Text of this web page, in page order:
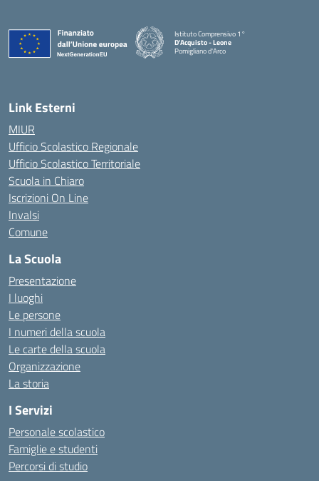
Istituto Comprensivo 1°
D'Acquisto - Leone
Pomigliano d'Arco
— Visita la pagina iniziale della scuola
Link Esterni
MIUR
Ufficio Scolastico Regionale
Ufficio Scolastico Territoriale
Scuola in Chiaro
Iscrizioni On Line
Invalsi
Comune
La Scuola
Presentazione
I luoghi
Le persone
I numeri della scuola
Le carte della scuola
Organizzazione
La storia
I Servizi
Personale scolastico
Famiglie e studenti
Percorsi di studio